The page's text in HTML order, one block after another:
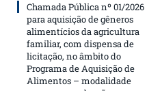
Chamada Pública nº 01/2026
para aquisição de gêneros
alimentícios da agricultura
familiar, com dispensa de
licitação, no âmbito do
Programa de Aquisição de
Alimentos – modalidade